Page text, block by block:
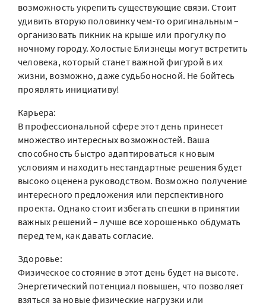
возможность укрепить существующие связи. Стоит
удивить вторую половинку чем-то оригинальным –
организовать пикник на крыше или прогулку по
ночному городу. Холостые Близнецы могут встретить
человека, который станет важной фигурой в их
жизни, возможно, даже судьбоносной. Не бойтесь
проявлять инициативу!
Карьера:
В профессиональной сфере этот день принесет
множество интересных возможностей. Ваша
способность быстро адаптироваться к новым
условиям и находить нестандартные решения будет
высоко оценена руководством. Возможно получение
интересного предложения или перспективного
проекта. Однако стоит избегать спешки в принятии
важных решений – лучше все хорошенько обдумать
перед тем, как давать согласие.
Здоровье:
Физическое состояние в этот день будет на высоте.
Энергетический потенциал повышен, что позволяет
взяться за новые физические нагрузки или